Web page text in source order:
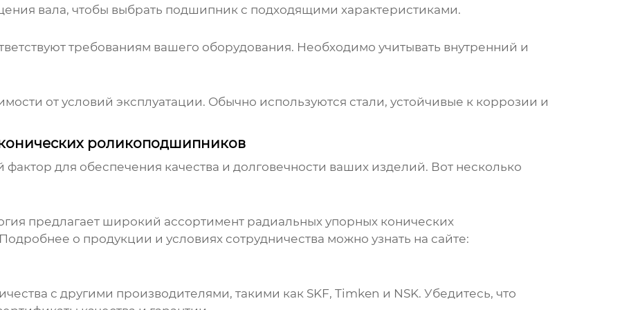
вала, чтобы выбрать подшипник с подходящими характеристиками.
требованиям вашего оборудования. Необходимо учитывать внутренний и
от условий эксплуатации. Обычно используются стали, устойчивые к коррозии и
роликоподшипников
для обеспечения качества и долговечности ваших изделий. Вот несколько
предлагает широкий ассортимент радиальных упорных конических
о продукции и условиях сотрудничества можно узнать на сайте:
с другими производителями, такими как SKF, Timken и NSK. Убедитесь, что